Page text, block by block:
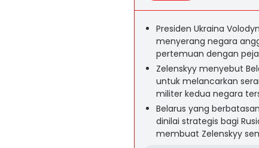
Presiden Ukraina
menyerang negara
pertemuan dengan
Zelenskyy menyebut
untuk melancarkan
militer kedua negara
Belarus yang
dinilai strategis bagi
membuat Zelenskyy